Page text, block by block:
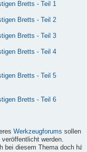
Bretts - Teil 1
Bretts - Teil 2
Bretts - Teil 3
Bretts - Teil 4
Bretts - Teil 5
Bretts - Teil 6
Werkzeugforums sollen
werden.
bei diesem Thema doch